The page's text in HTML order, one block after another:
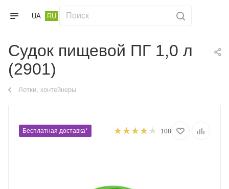
UA RU
Судок пищевой ПГ 1,0 л
(2901)
Лотки, контейнеры
Бесплатная доставка* 108